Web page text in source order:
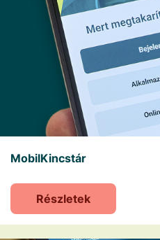
MobilKincstár
Részletek